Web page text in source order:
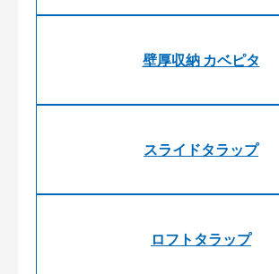
壁厚収納 カベピタ
スライドタラップ
ロフトタラップ